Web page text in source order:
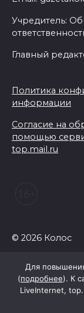
Учредитель:
Главный
Политика
информации
Согласие на
помощью
top.mail.ru
© 2026 Колос
Для
(подробнее). К
LiveInternet,